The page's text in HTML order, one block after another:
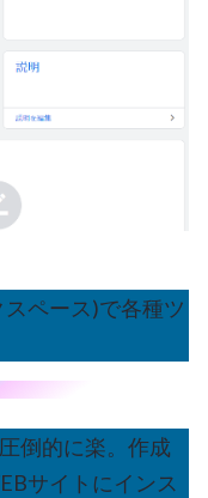
ペース)で各種ツ
倒的に楽。作成
サイトにインス